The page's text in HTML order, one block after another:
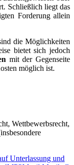
Schließlich liegt das
Forderung allein
die Möglichkeiten
bietet sich jedoch
mit der Gegenseite
möglich ist.
Wettbewerbsrecht,
Unterlassung und